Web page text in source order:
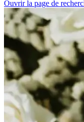
Ouvrir la page de